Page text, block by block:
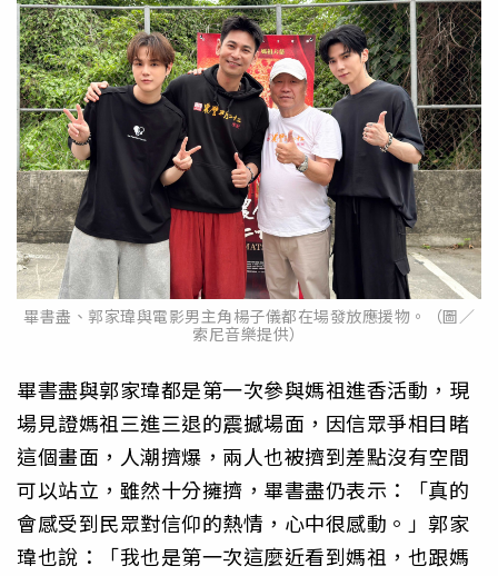
畢書盡、郭家瑋與電影男主角楊子儀都在場發放應援物。（圖／
索尼音樂提供）
畢書盡與郭家瑋都是第一次參與媽祖進香活動，現
場見證媽祖三進三退的震撼場面，因信眾爭相目睹
這個畫面，人潮擠爆，兩人也被擠到差點沒有空間
可以站立，雖然十分擁擠，畢書盡仍表示：「真的
會感受到民眾對信仰的熱情，心中很感動。」郭家
瑋也說：「我也是第一次這麼近看到媽祖，也跟媽